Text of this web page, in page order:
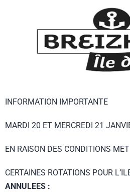
INFORMATION IMPORTANTE
MARDI 20 ET MERCREDI 21
EN RAISON DES CONDITIONS
CERTAINES ROTATIONS POUR
ANNULEES :